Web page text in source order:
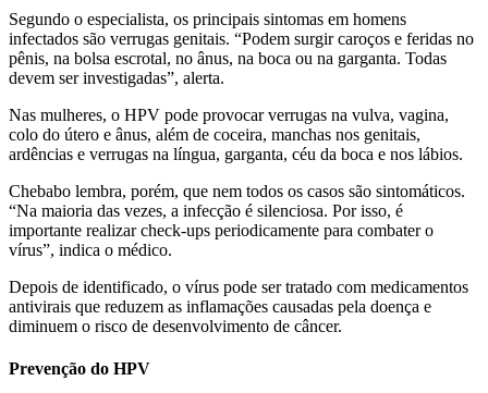
Segundo o especialista, os principais sintomas em homens
infectados são verrugas genitais. “Podem surgir caroços e feridas no
pênis, na bolsa escrotal, no ânus, na boca ou na garganta. Todas
devem ser investigadas”, alerta.
Nas mulheres, o HPV pode provocar verrugas na vulva, vagina,
colo do útero e ânus, além de coceira, manchas nos genitais,
ardências e verrugas na língua, garganta, céu da boca e nos lábios.
Chebabo lembra, porém, que nem todos os casos são sintomáticos.
“Na maioria das vezes, a infecção é silenciosa. Por isso, é
importante realizar check-ups periodicamente para combater o
vírus”, indica o médico.
Depois de identificado, o vírus pode ser tratado com medicamentos
antivirais que reduzem as inflamações causadas pela doença e
diminuem o risco de desenvolvimento de câncer.
Prevenção do HPV